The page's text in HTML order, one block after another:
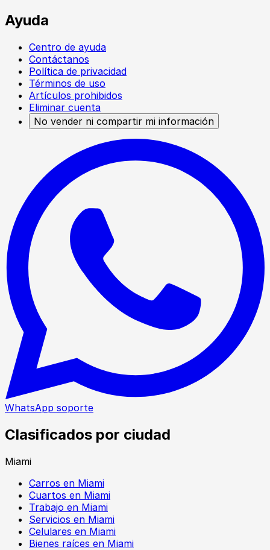
Ayuda
Centro de ayuda
Contáctanos
Política de privacidad
Términos de uso
Artículos prohibidos
Eliminar cuenta
No vender ni compartir mi información
WhatsApp soporte
Clasificados por ciudad
Miami
Carros en Miami
Cuartos en Miami
Trabajo en Miami
Servicios en Miami
Celulares en Miami
Bienes raíces en Miami